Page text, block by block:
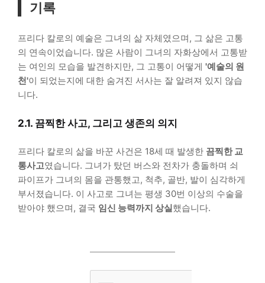
기록
프리다 칼로의 예술은 그녀의 삶 자체였으며, 그 삶은 고통
의 연속이었습니다. 많은 사람이 그녀의 자화상에서 고통받
는 여인의 모습을 발견하지만, 그 고통이 어떻게 '예술의 원
천'이 되었는지에 대한 숨겨진 서사는 잘 알려져 있지 않습
니다.
2.1. 끔찍한 사고, 그리고 생존의 의지
프리다 칼로의 삶을 바꾼 사건은 18세 때 발생한 끔찍한 교
통사고였습니다. 그녀가 탔던 버스와 전차가 충돌하며 쇠
파이프가 그녀의 몸을 관통했고, 척추, 골반, 발이 심각하게
부서졌습니다. 이 사고로 그녀는 평생 30번 이상의 수술을
받아야 했으며, 결국 임신 능력까지 상실했습니다.